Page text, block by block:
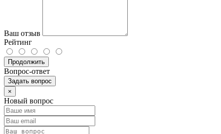
Ваш отзыв
Рейтинг
Продолжить
Вопрос-ответ
Задать вопрос
×
Новый вопрос